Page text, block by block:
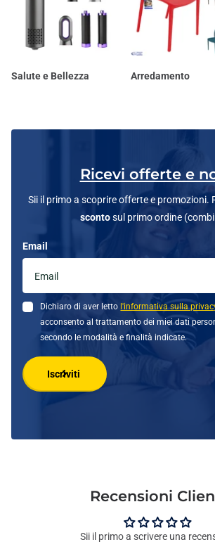
Salute e Bellezza Arredamento
Ricevi offerte e
Sii il primo a scoprire offerte e promozioni.
scontosul primo ordine
Email
Dichiaro di aver letto l'informativa sulla
acconsento al trattamento dei miei dati
secondo le modalità e finalità indicate.
Iscriviti
Recensioni
Sii il primo a scrivere una